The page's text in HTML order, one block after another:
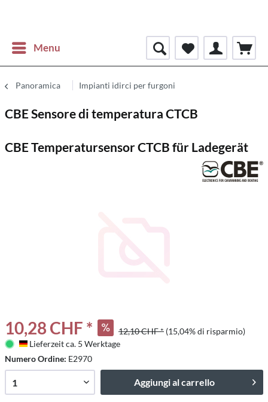
Menu
Panoramica Impianti idirci per furgoni
CBE Sensore di temperatura CTCB
CBE Temperatursensor CTCB für Ladegerät
10,28 CHF * 12,10 CHF * (15,04% di risparmio)
Deutschland
Lieferzeit ca. 5 Werktage
Numero Ordine: E2970
Aggiungi al carrello